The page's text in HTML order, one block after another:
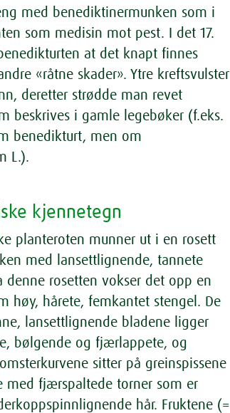
med benediktinermunken som i
som medisin mot pest. I det 17.
at det knapt finnes
«råtne skader». Ytre kreftsvulster
deretter strødde man revet
beskrives i gamle legebøker (f.eks.
benedikturt, men om
L.).
kjennetegn
planteroten munner ut i en rosett
med lansettlignende, tannete
denne rosetten vokser det opp en
høy, hårete, femkantet stengel. De
lansettlignende bladene ligger
bølgende og fjærlappete, og
sitter på greinspissene
med fjærspaltede torner som er
hår. Fruktene (=